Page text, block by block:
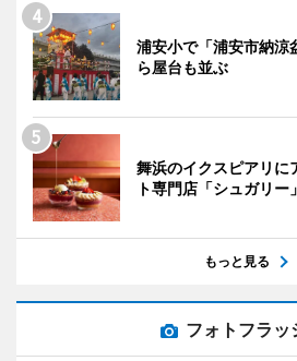
浦安小で「浦安市納涼
ら屋台も並ぶ
舞浜のイクスピアリに
ト専門店「シュガリー」
もっと見る
フォトフラッ